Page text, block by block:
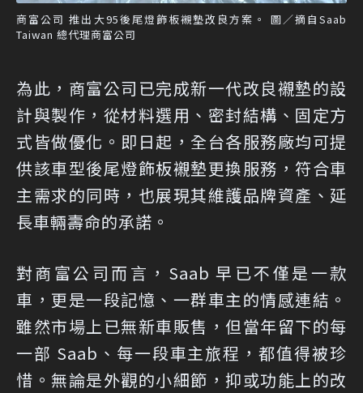
商富公司 推出大95後尾燈飾板襯墊改良方案。 圖／摘自Saab
Taiwan 總代理商富公司
為此，商富公司已完成新一代改良襯墊的設
計與製作，從材料選用、密封結構、固定方
式皆做優化。即日起，全台各服務廠均可提
供該車型後尾燈飾板襯墊更換服務，符合車
主需求的同時，也展現其維護品牌資產、延
長車輛壽命的承諾。
對商富公司而言，Saab 早已不僅是一款
車，更是一段記憶、一群車主的情感連結。
雖然市場上已無新車販售，但當年留下的每
一部 Saab、每一段車主旅程，都值得被珍
惜。無論是外觀的小細節，抑或功能上的改